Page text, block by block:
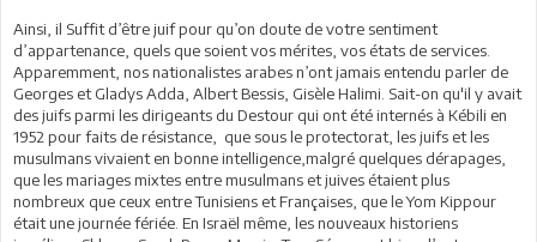
Ainsi, il Suffit d’être juif pour qu’on doute de votre sentiment
d’appartenance, quels que soient vos mérites, vos états de services.
Apparemment, nos nationalistes arabes n’ont jamais entendu parler de
Georges et Gladys Adda, Albert Bessis, Gisèle Halimi. Sait-on qu'il y avait
des juifs parmi les dirigeants du Destour qui ont été internés à Kébili en
1952 pour faits de résistance, que sous le protectorat, les juifs et les
musulmans vivaient en bonne intelligence,malgré quelques dérapages,
que les mariages mixtes entre musulmans et juives étaient plus
nombreux que ceux entre Tunisiens et Françaises, que le Yom Kippour
était une journée fériée. En Israël même, les nouveaux historiens